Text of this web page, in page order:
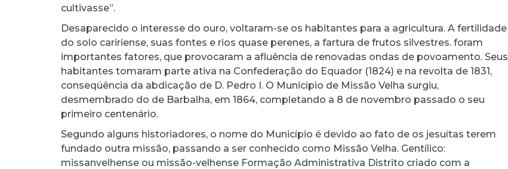
cultivasse”.
Desaparecido o interesse do ouro, voltaram-se os habitantes para a agricultura. A fertilidade
do solo caririense, suas fontes e rios quase perenes, a fartura de frutos silvestres. foram
importantes fatores, que provocaram a afluência de renovadas ondas de povoamento. Seus
habitantes tomaram parte ativa na Confederação do Equador (1824) e na revolta de 1831,
conseqüência da abdicação de D. Pedro I. O Município de Missão Velha surgiu,
desmembrado do de Barbalha, em 1864, completando a 8 de novembro passado o seu
primeiro centenário.
Segundo alguns historiadores, o nome do Município é devido ao fato de os jesuítas terem
fundado outra missão, passando a ser conhecido como Missão Velha. Gentílico:
missanvelhense ou missão-velhense Formação Administrativa Distrito criado com a